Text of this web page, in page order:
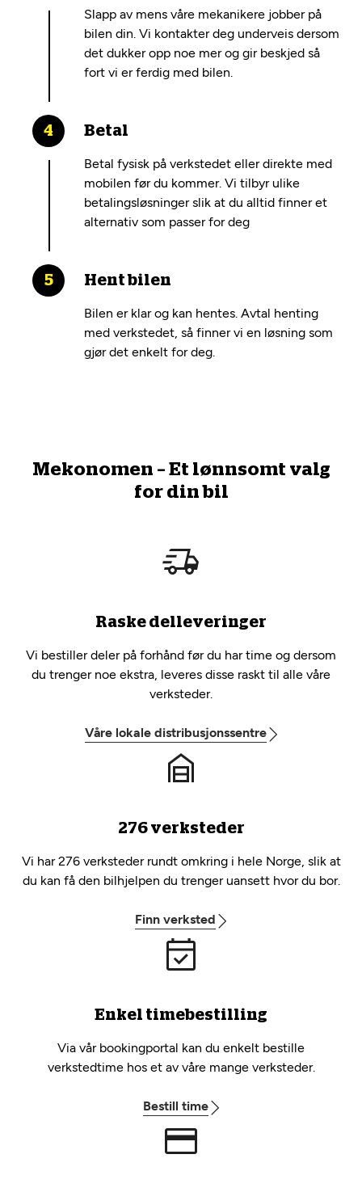
Slapp av mens våre mekanikere jobber på
bilen din. Vi kontakter deg underveis dersom
det dukker opp noe mer og gir beskjed så
fort vi er ferdig med bilen.
Betal
Betal fysisk på verkstedet eller direkte med
mobilen før du kommer. Vi tilbyr ulike
betalingsløsninger slik at du alltid finner et
alternativ som passer for deg
Hent bilen
Bilen er klar og kan hentes. Avtal henting
med verkstedet, så finner vi en løsning som
gjør det enkelt for deg.
Mekonomen – Et lønnsomt valg
for din bil
Raske delleveringer
Vi bestiller deler på forhånd før du har time og dersom
du trenger noe ekstra, leveres disse raskt til alle våre
verksteder.
Våre lokale distribusjonssentre
276 verksteder
Vi har 276 verksteder rundt omkring i hele Norge, slik at
du kan få den bilhjelpen du trenger uansett hvor du bor.
Finn verksted
Enkel timebestilling
Via vår bookingportal kan du enkelt bestille
verkstedtime hos et av våre mange verksteder.
Bestill time